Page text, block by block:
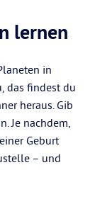
lernen
in
das findest du
heraus. Gib
Je nachdem,
Geburt
– und